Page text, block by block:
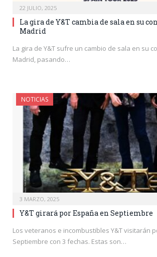
22 JULIO, 2025
La gira de Y&T cambia de sala en su
Madrid
La gira de Y&T sufre un cambio de sala en su
Madrid, pasando…
NOTICIAS
3 MARZO, 2025
Y&T girará por España en Septiembre
Los veteranos e incombustibles Y&T visitarán
Septiembre con 3 fechas. Estas son…